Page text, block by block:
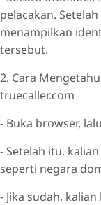
pelacakan.
menampilkan
tersebut.
2. Cara
truecaller.com
- Buka browser,
- Setelah itu,
seperti negara
- Jika sudah,